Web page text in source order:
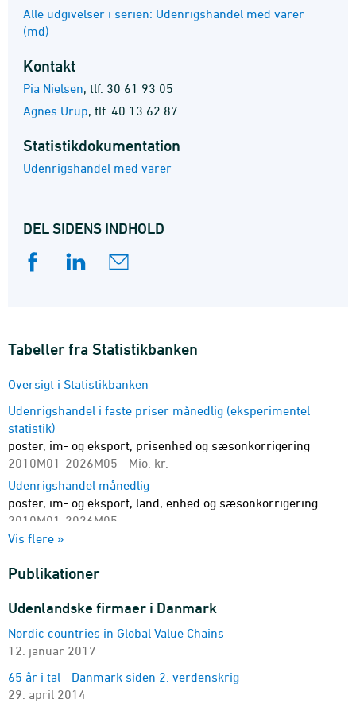
Alle udgivelser i serien: Udenrigshandel med varer
(md)
Kontakt
Pia Nielsen, tlf. 30 61 93 05
Agnes Urup, tlf. 40 13 62 87
Statistik­dokumentation
Udenrigshandel med varer
DEL SIDENS INDHOLD
Tabeller fra Statistikbanken
Oversigt i Statistikbanken
Udenrigshandel i faste priser månedlig (eksperimentel
statistik)
poster, im- og eksport, prisenhed og sæsonkorrigering
2010M01-2026M05 - Mio. kr.
Udenrigshandel månedlig
poster, im- og eksport, land, enhed og sæsonkorrigering
2010M01-2026M05
Udenrigshandel kvartalsvis
2010K1-2026K1 - Mio. kr.
Versionstabel af UHM - Udenrigshandel månedlig
version, poster, im- og eksport, land, enhed og
sæsonkorrigering
2010M01-2026M05
Versionstabel af UHQ - Udenrigshandel kvartalsvis
version, poster, im- og eksport, land og sæsonkorrigering
Vis flere »
Publikationer
Udenlandske firmaer i Danmark
Nordic countries in Global Value Chains
12. januar 2017
65 år i tal - Danmark siden 2. verdenskrig
29. april 2014